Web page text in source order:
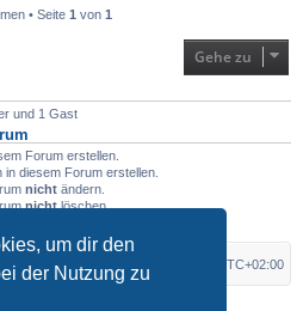
um dir den
der Nutzung zu
• Seite 1 von 1
Gehe zu
und 1 Gast
Forum erstellen.
diesem Forum erstellen.
nicht ändern.
nichtlöschen.
UTC+02:00